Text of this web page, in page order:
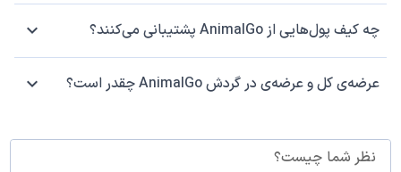
چه کیف پول‌هایی از AnimalGo پشتیبانی می‌کنند؟
عرضه‌ی کل و عرضه‌ی در گردش AnimalGo چقدر است؟
نظر شما چیست؟